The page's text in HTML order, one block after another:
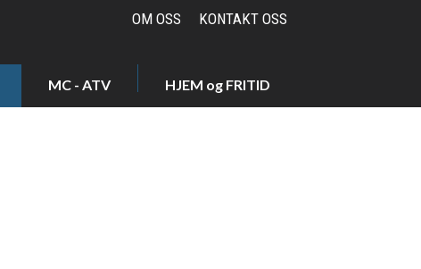
OM OSS KONTAKT OSS
MC - ATV HJEM og FRITID